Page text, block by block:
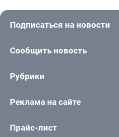
Подписаться на новости
Сообщить новость
Рубрики
Реклама на сайте
Прайс-лист